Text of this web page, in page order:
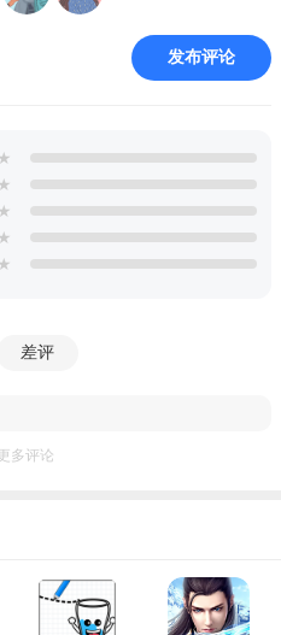
漠高温脱水，穿戴防寒/隔热装
经验衰减、满值当日无法获取
血量。
、熔岩火山、荒漠沙漠、沿海
立生态区域，各地形独有动植
发布评论
★
★
★
★
★
差评
多评论